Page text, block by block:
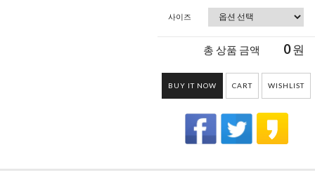
사이즈
총 상품 금액 0원
BUY IT NOW CART WISHLIST